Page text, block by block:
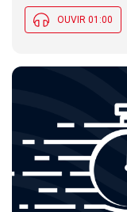
OUVIR 01:00